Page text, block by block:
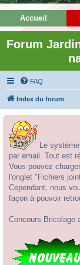
Accueil
Forum
FAQ
Index du forum
Le
par email. Tout est
Vous pouvez
l'onglet "Fichiers
Cependant, nous
façon à pouvoir
Concours Bricolage